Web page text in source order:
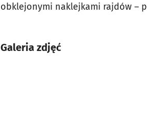
obklejonymi naklejkami rajdów –
Galeria zdjęć